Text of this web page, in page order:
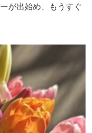
が出始め、もうすぐ